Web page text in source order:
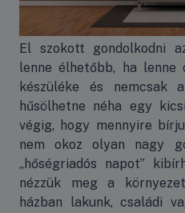
El szokott gondolkodni
lenne élhetőbb, ha lenne
készüléke és nemcsak
hűsölhetne néha egy
végig, hogy mennyire
nem okoz olyan nagy
„hőségriadós napot”
nézzük meg a
házban lakunk, családi